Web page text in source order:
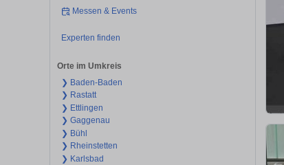
Messen & Events
Experten finden
Orte im Umkreis
❯ Baden-Baden
❯ Rastatt
❯ Ettlingen
❯ Gaggenau
❯ Bühl
❯ Rheinstetten
❯ Karlsbad